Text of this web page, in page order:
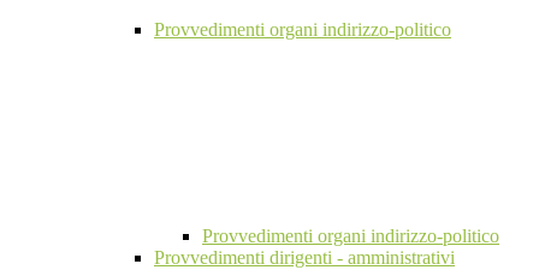
Provvedimenti organi indirizzo-politico
Provvedimenti organi indirizzo-politico
Provvedimenti dirigenti - amministrativi